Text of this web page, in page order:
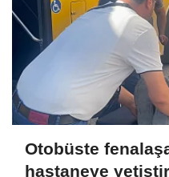
Otobüste
hastaneye